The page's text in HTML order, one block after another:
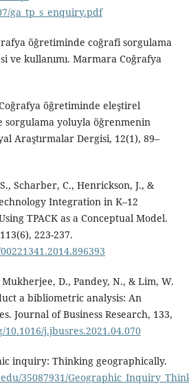
ga_tp_s_enquiry.pdf
öğretiminde coğrafi sorgulama
ve kullanımı. Marmara Coğrafya
öğretiminde eleştirel
sorgulama yoluyla öğrenmenin
Araştırmalar Dergisi, 12(1), 89–
Scharber, C., Henrickson, J., &
Integration in K–12
TPACK as a Conceptual Model.
223-237.
D., Pandey, N., & Lim, W.
a bibliometric analysis: An
Journal of Business Research, 133,
j.jbusres.2021.04.070
inquiry: Thinking geographically.
35087931/